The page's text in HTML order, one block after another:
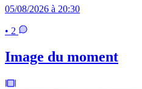
05/08/2026 à 20:30
• 2
Image du moment